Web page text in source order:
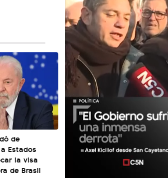
de
Estados
la visa
de Brasil